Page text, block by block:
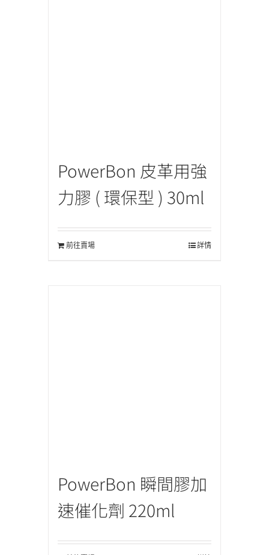
PowerBon 皮革用強
力膠 ( 環保型 ) 30ml
前往賣場 詳情
PowerBon 瞬間膠加
速催化劑 220ml